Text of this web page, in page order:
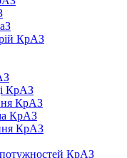
КрАЗ
КрАЗ
КрАЗ
КрАЗ
КрАЗ
КрАЗ